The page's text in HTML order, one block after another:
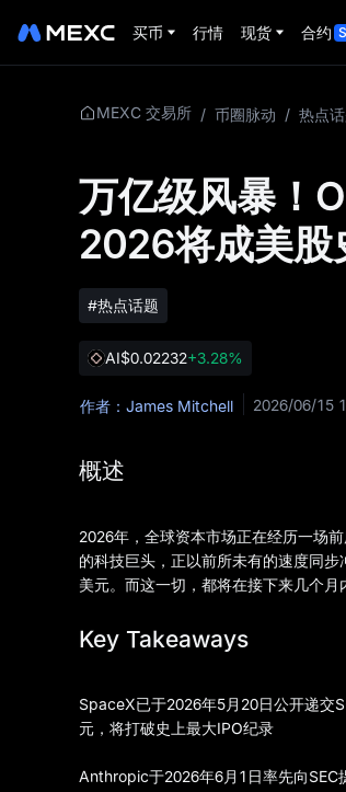
买币 行情 现货 合约
MEXC 交易所 / 币圈脉动 / 热点
万亿级风暴！
2026将成美股
#热点话题
AI$0.02232+3.28%
作者：James Mitchell 2026/06/15
概述
2026年，全球资本市场正在经历一场
的科技巨头，正以前所未有的速度同步
美元。而这一切，都将在接下来几个
Key Takeaways
SpaceX已于2026年5月20日公开递交
元，将打破史上最大IPO纪录
Anthropic于2026年6月1日率先向SEC